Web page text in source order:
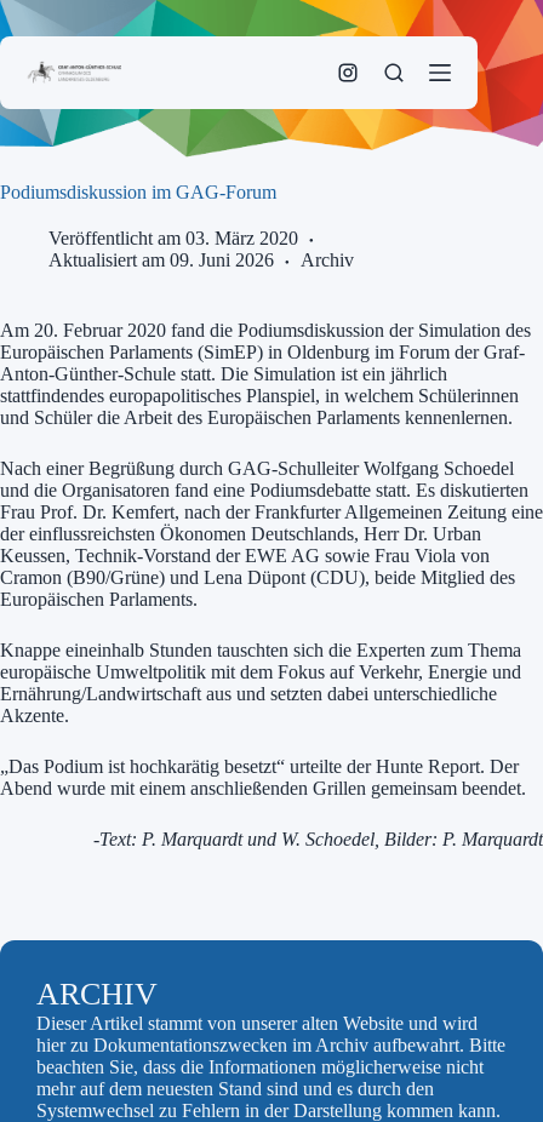
Zum
Inhalt
Podiumsdiskussion im GAG-Forum
Veröffentlicht am 03. März 2020
Aktualisiert am 09. Juni 2026
Archiv
Am 20. Februar 2020 fand die Podiumsdiskussion der Simulation des
Europäischen Parlaments (SimEP) in Oldenburg im Forum der Graf-
Anton-Günther-Schule statt. Die Simulation ist ein jährlich
stattfindendes europapolitisches Planspiel, in welchem Schülerinnen
und Schüler die Arbeit des Europäischen Parlaments kennenlernen.
Nach einer Begrüßung durch GAG-Schulleiter Wolfgang Schoedel
und die Organisatoren fand eine Podiumsdebatte statt. Es diskutierten
Frau​ ​Prof. Dr. Kemfert​, nach ​der Frankfurter Allgemeinen Zeitung eine
der ​einflussreichsten Ökonomen​ Deutschlands, ​Herr​ ​Dr. Urban
Keussen​, Technik-Vorstand der ​EWE AG​ sowie ​Frau Viola von
Cramon​ (B90/Grüne) und ​Lena Düpont​ (CDU), beide Mitglied des
Europäischen Parlaments.
Knappe eineinhalb Stunden tauschten sich die Experten zum Thema
europäische Umweltpolitik​ mit dem Fokus auf ​Verkehr, Energie und
Ernährung/Landwirtschaft​ aus und setzten dabei unterschiedliche
Akzente.
„Das Podium ist hochkarätig besetzt“ urteilte der Hunte Report. Der
Abend wurde mit einem anschließenden Grillen gemeinsam beendet.
-Text: P. Marquardt und W. Schoedel, Bilder: P. Marquardt
ARCHIV
Dieser Artikel stammt von unserer alten Website und wird
hier zu Dokumentationszwecken im Archiv aufbewahrt. Bitte
beachten Sie, dass die Informationen möglicherweise nicht
mehr auf dem neuesten Stand sind und es durch den
Systemwechsel zu Fehlern in der Darstellung kommen kann.